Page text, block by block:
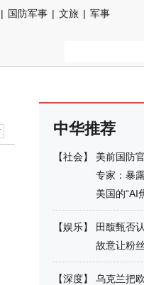
| 国防军事 | 文旅 | 军事
中华推荐
【社会】
美前国防
专家：暴
美国的“AI
【娱乐】
田馥甄否
故意让粉
【深度】 乌克兰把